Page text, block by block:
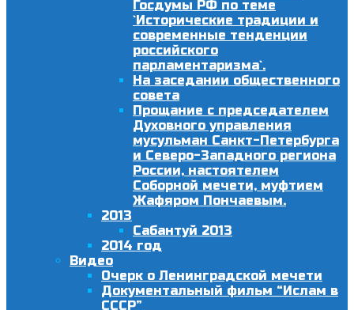
Госдумы РФ по теме
`Исторические традиции и
современные тенденции
российского
парламентаризма`.
На заседании общественного
совета
Прощание с председателем
Духовного управления
мусульман Санкт-Петербурга
и Северо-Западного региона
России, настоятелем
Соборной мечети, муфтием
Жафяром Пончаевым.
2013
Сабантуй 2013
2014 год
Видео
Очерк о Ленинградской мечети
Документальный фильм “Ислам в
СССР”